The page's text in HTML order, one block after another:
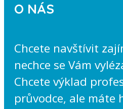
O NÁS
Chcete navštívit
nechce se Vám
Chcete výklad
průvodce, ale máte